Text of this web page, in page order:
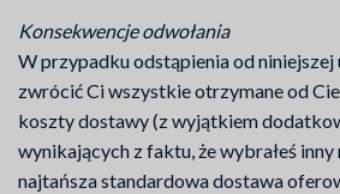
Konsekwencje odwołania
W przypadku odstąpienia od niniejszej
zwrócić Ci wszystkie otrzymane od
koszty dostawy (z wyjątkiem
wynikających z faktu, że wybrałeś
najtańsza standardowa dostawa